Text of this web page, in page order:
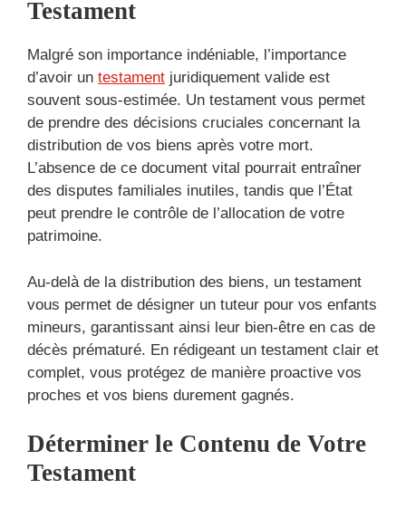
Testament
Malgré son importance indéniable, l’importance
d’avoir un testament juridiquement valide est
souvent sous-estimée. Un testament vous permet
de prendre des décisions cruciales concernant la
distribution de vos biens après votre mort.
L’absence de ce document vital pourrait entraîner
des disputes familiales inutiles, tandis que l’État
peut prendre le contrôle de l’allocation de votre
patrimoine.
Au-delà de la distribution des biens, un testament
vous permet de désigner un tuteur pour vos enfants
mineurs, garantissant ainsi leur bien-être en cas de
décès prématuré. En rédigeant un testament clair et
complet, vous protégez de manière proactive vos
proches et vos biens durement gagnés.
Déterminer le Contenu de Votre
Testament